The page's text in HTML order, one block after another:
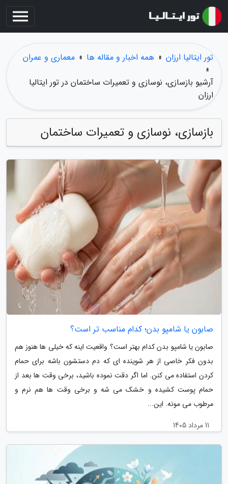
تور ایتالیا ارزان » همه اخبار و مقاله ها » معماری و عمران
»
آرشیو بازسازی، نوسازی و تعمیرات ساختمان در تور ایتالیا
ارزان
بازسازی، نوسازی و تعمیرات ساختمان
صابون یا شامپو بدن؛ کدام مناسب تر است؟
صابون یا شامپو بدن کدام بهتر است؟ واقعیت اینه که خیلی ها هنوز هم
بدون فکر خاصی از هر شوینده ای که دم دستشون باشه برای حمام
کردن استفاده می کنن. اما اگر دقت نموده باشید، برخی وقت ها بعد از
حمام پوست کشیده و خشک می شه و برخی وقت ها هم نرم و
مرطوب می مونه. این...
11 مرداد 1405